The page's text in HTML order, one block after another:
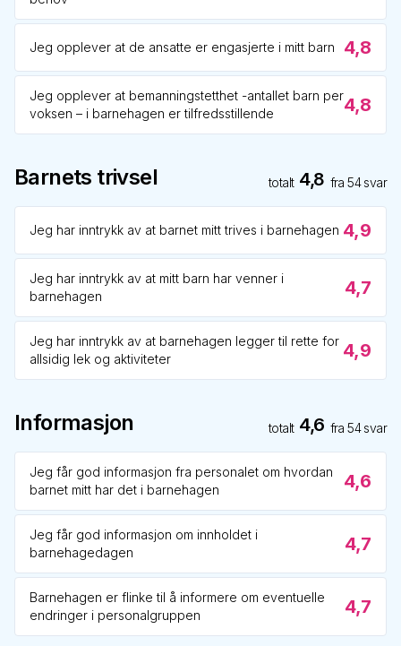
Jeg opplever at de ansatte er engasjerte i mitt barn 4,8
Jeg opplever at bemanningstetthet -antallet barn per
voksen – i barnehagen er tilfredsstillende
4,8
Barnets trivsel totalt 4,8 fra54svar
Jeg har inntrykk av at barnet mitt trives i barnehagen 4,9
Jeg har inntrykk av at mitt barn har venner i
barnehagen
4,7
Jeg har inntrykk av at barnehagen legger til rette for
allsidig lek og aktiviteter
4,9
Informasjon totalt 4,6 fra54svar
Jeg får god informasjon fra personalet om hvordan
barnet mitt har det i barnehagen
4,6
Jeg får god informasjon om innholdet i
barnehagedagen
4,7
Barnehagen er flinke til å informere om eventuelle
endringer i personalgruppen
4,7